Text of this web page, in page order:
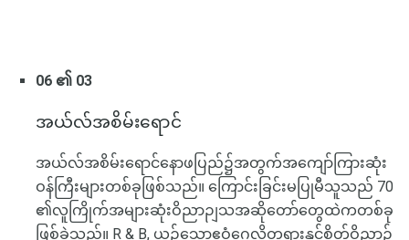
06 ၏ 03
အယ်လ်အစိမ်းရောင်
အယ်လ်အစိမ်းရောင်နောဖပြည်၌အတွက်အကျော်ကြားဆုံး
ဝန်ကြီးများတစ်ခုဖြစ်သည်။ ကြောင်းခြင်းမပြုမီသူသည် 70
၏လူကြိုက်အများဆုံးဝိညာဉျသအဆိုတော်တွေထဲကတစ်ခု
ဖြစ်ခဲ့သည်။ R & B, ယှဉ်သောဧဝံဂေလိတရားနှင့်စိတ်ဝိညာဉ်